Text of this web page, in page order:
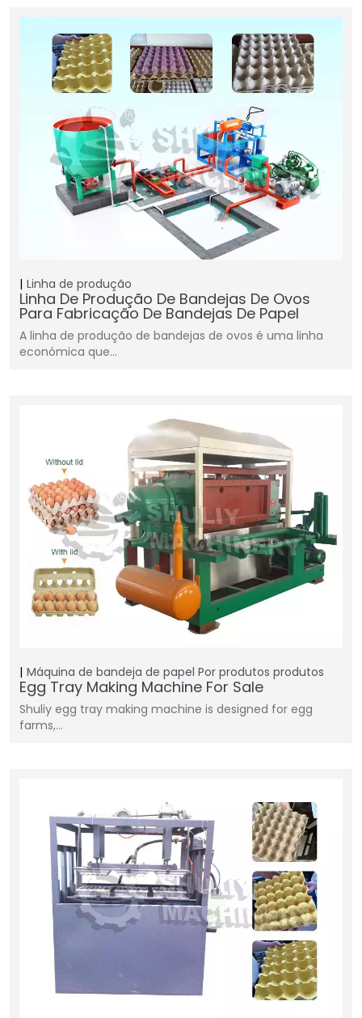
Linha de produção
Linha De Produção De Bandejas De Ovos
Para Fabricação De Bandejas De Papel
A linha de produção de bandejas de ovos é uma linha
económica que…
Máquina de bandeja de papel Por produtos produtos
Egg Tray Making Machine For Sale
Shuliy egg tray making machine is designed for egg
farms,…